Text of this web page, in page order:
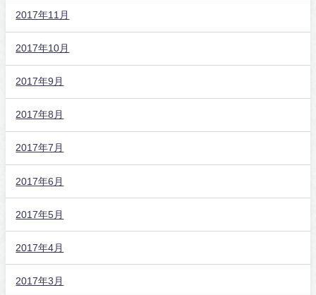
2017年11月
2017年10月
2017年9月
2017年8月
2017年7月
2017年6月
2017年5月
2017年4月
2017年3月